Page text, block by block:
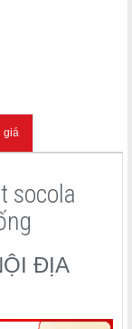
giá
socola
ĐỊA